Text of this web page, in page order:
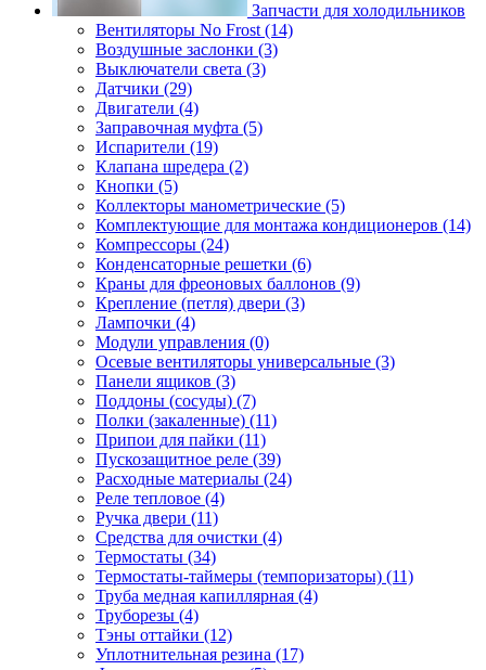
Запчасти для холодильников
Вентиляторы No Frost (14)
Воздушные заслонки (3)
Выключатели света (3)
Датчики (29)
Двигатели (4)
Заправочная муфта (5)
Испарители (19)
Клапана шредера (2)
Кнопки (5)
Коллекторы манометрические (5)
Комплектующие для монтажа кондиционеров (14)
Компрессоры (24)
Конденсаторные решетки (6)
Краны для фреоновых баллонов (9)
Крепление (петля) двери (3)
Лампочки (4)
Модули управления (0)
Осевые вентиляторы универсальные (3)
Панели ящиков (3)
Поддоны (сосуды) (7)
Полки (закаленные) (11)
Припои для пайки (11)
Пускозащитное реле (39)
Расходные материалы (24)
Реле тепловое (4)
Ручка двери (11)
Средства для очистки (4)
Термостаты (34)
Термостаты-таймеры (темпоризаторы) (11)
Труба медная капиллярная (4)
Труборезы (4)
Тэны оттайки (12)
Уплотнительная резина (17)